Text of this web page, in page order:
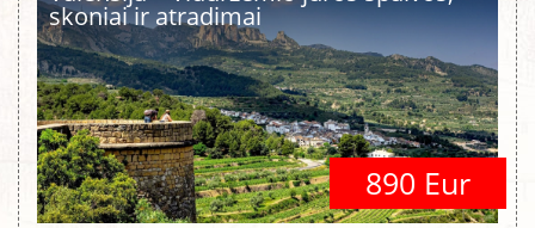
skoniai ir atradimai
890 Eur